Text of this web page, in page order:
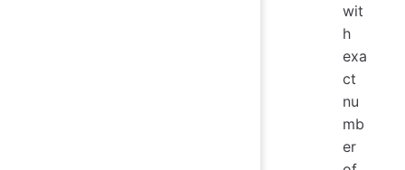
wit
h
exa
ct
nu
mb
er